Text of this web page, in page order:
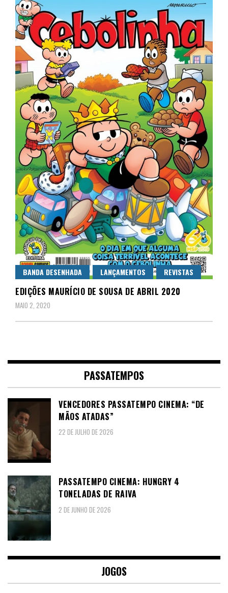
BANDA DESENHADA LANÇAMENTOS REVISTAS
EDIÇÕES MAURÍCIO DE SOUSA DE ABRIL 2020
MAIO 2, 2020
PASSATEMPOS
VENCEDORES PASSATEMPO CINEMA: “DE
MÃOS ATADAS”
22 DE JULHO DE 2026
PASSATEMPO CINEMA: HUNGRY 4
TONELADAS DE RAIVA
2 DE JUNHO DE 2026
JOGOS